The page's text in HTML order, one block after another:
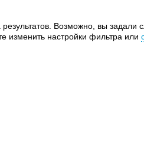
Возможно, вы задали
изменить настройки фильтра или